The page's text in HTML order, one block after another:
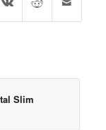
Slim